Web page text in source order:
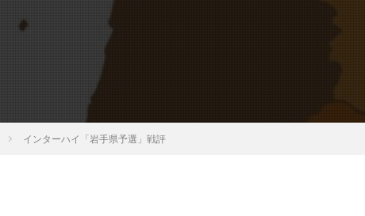
インターハイ「岩手県予選」戦評